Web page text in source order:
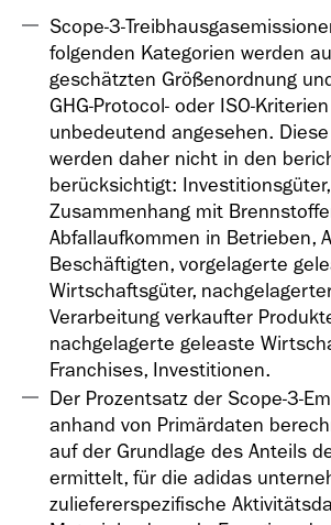
Scope-3-
folgenden Kategorien werden
geschätzten Größenordnung
GHG-Protocol- oder ISO-
unbedeutend angesehen.
werden daher nicht in den
berücksichtigt:
Zusammenhang mit
Abfallaufkommen in Betrieben,
Beschäftigten, vorgelagerte
Wirtschaftsgüter,
Verarbeitung verkaufter
nachgelagerte geleaste
Franchises, Investitionen.
Der Prozentsatz der Scope-3-
anhand von Primärdaten
auf der Grundlage des Anteils
ermittelt, für die adidas
zuliefererspezifische